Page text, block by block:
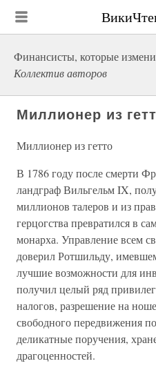
Финансисты, которые
Коллектив авторов
Миллионер из
Миллионер из гетто
В 1786 году после смерти
ландграф Вильгельм IX,
миллионов талеров и из
герцогства превратился в
монарха. Управление всем
доверил Ротшильду,
лучшие возможности для
получил целый ряд
налогов, разрешение на
свободного передвижения
деликатные поручения,
драгоценностей.